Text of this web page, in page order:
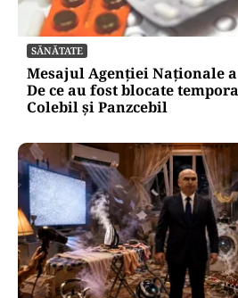
SĂNĂTATE
Mesajul Agenției Naționale
De ce au fost blocate
Colebil și Panzcebil